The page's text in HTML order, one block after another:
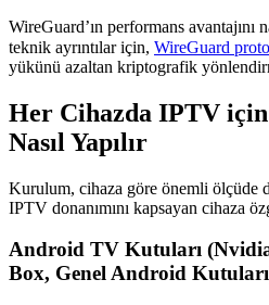
WireGuard’ın performans avantajını
teknik ayrıntılar için, WireGuard
yükünü azaltan kriptografik
Her Cihazda IPTV
Nasıl Yapılır
Kurulum, cihaza göre önemli ölçüde
IPTV donanımını kapsayan cihaza
Android TV Kutuları
Box, Genel Android